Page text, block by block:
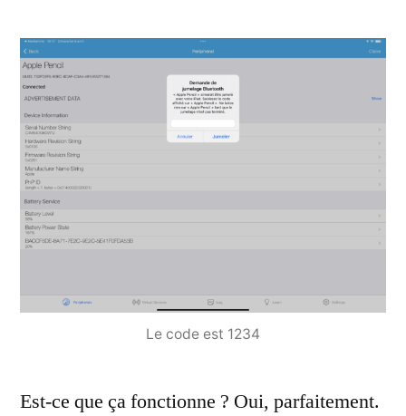
Le code est 1234
Est-ce que ça fonctionne ? Oui, parfaitement.